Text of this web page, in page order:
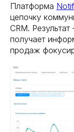
Платформа
цепочку
CRM.
получает
продаж